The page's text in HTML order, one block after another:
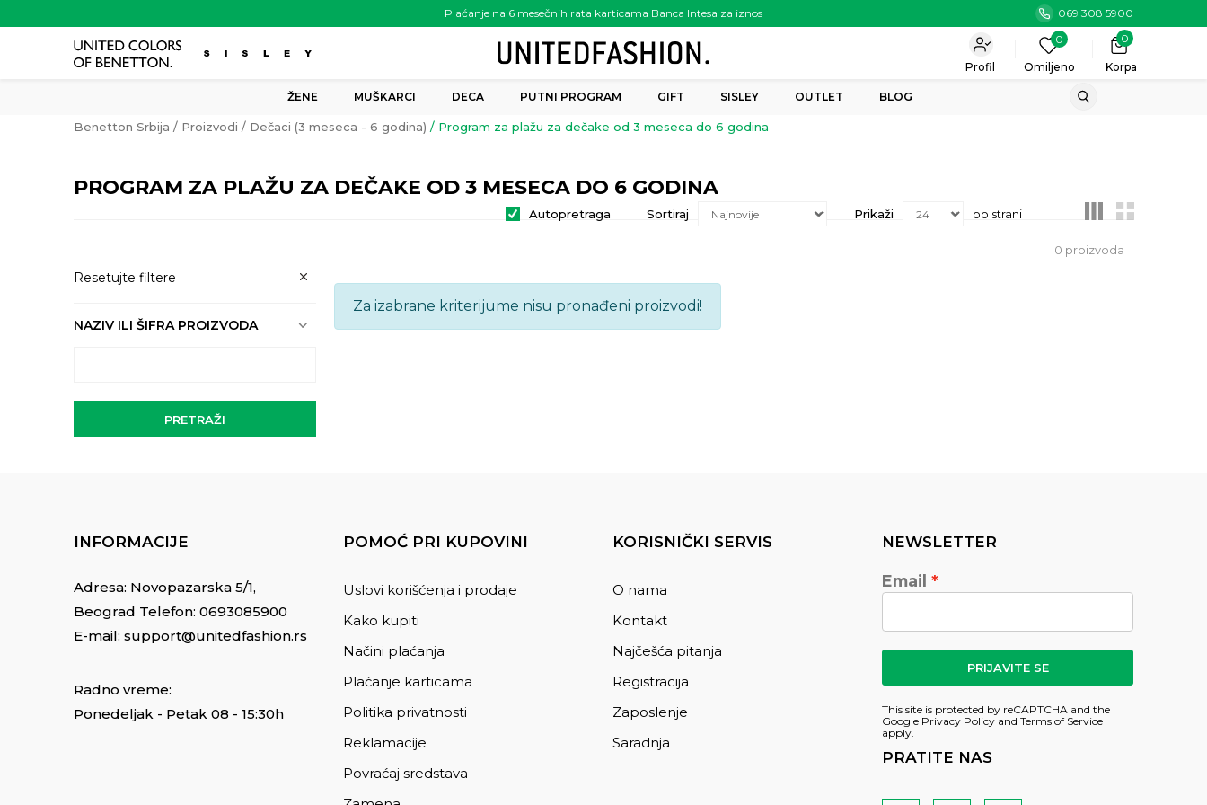
Plaćanje na 6 mesečnih rata karticama Banca Intesa za iznos
preko 6.000.00 rsd
069 308 5900
Korpa
0
0
Omiljeno
Profil
ŽENE MUŠKARCI DECA PUTNI PROGRAM GIFT SISLEY OUTLET BLOG
Benetton Srbija Proizvodi Dečaci (3 meseca - 6 godina) Program za plažu za dečake od 3 meseca do 6 godina
PROGRAM ZA PLAŽU ZA DEČAKE OD 3 MESECA DO 6 GODINA
Autopretraga Sortiraj Prikaži po strani
Resetujte filtere
NAZIV ILI ŠIFRA PROIZVODA
PRETRAŽI
0 proizvoda
Za izabrane kriterijume nisu pronađeni proizvodi!
INFORMACIJE
Adresa: Novopazarska 5/1,
Beograd Telefon: 0693085900
E-mail: support@unitedfashion.rs
Radno vreme:
Ponedeljak - Petak 08 - 15:30h
POMOĆ PRI KUPOVINI
Uslovi korišćenja i prodaje
Kako kupiti
Načini plaćanja
Plaćanje karticama
Politika privatnosti
Reklamacije
Povraćaj sredstava
KORISNIČKI SERVIS
O nama
Kontakt
Najčešća pitanja
Registracija
Zaposlenje
Saradnja
NEWSLETTER
Email
PRIJAVITE SE
This site is protected by reCAPTCHA and the
Google Privacy Policy and Terms of Service
apply.
PRATITE NAS